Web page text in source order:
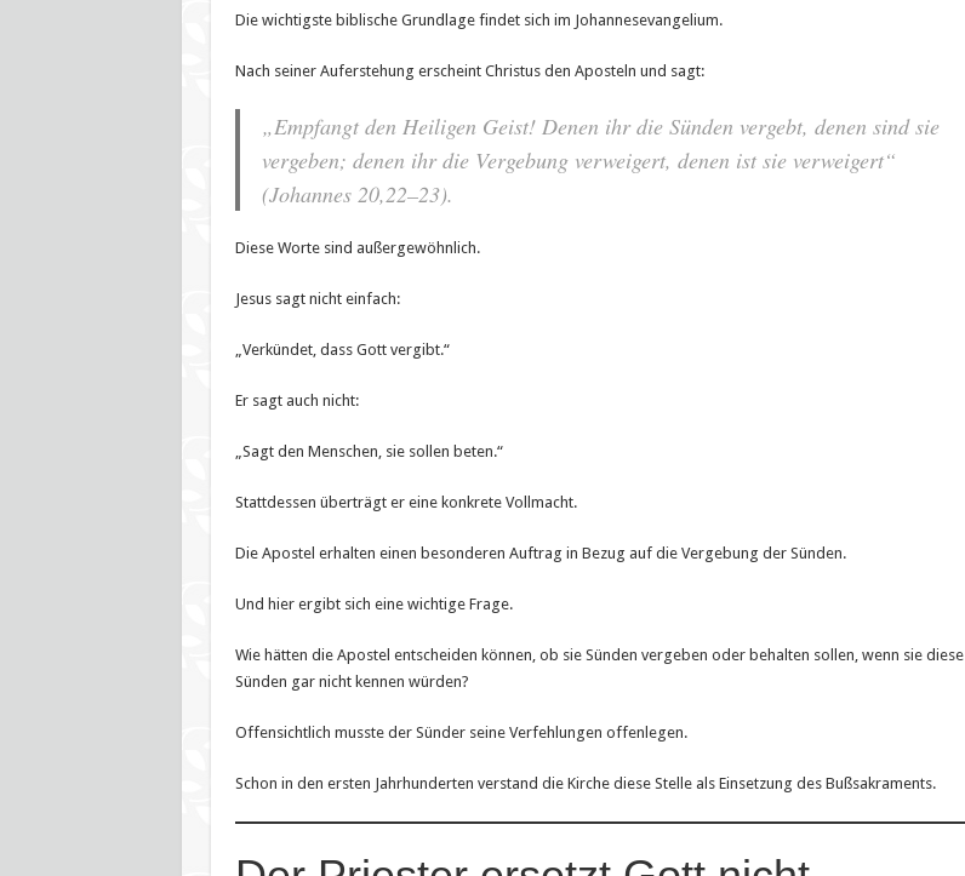
Die wichtigste biblische Grundlage findet sich im Johannesevangelium.
Nach seiner Auferstehung erscheint Christus den Aposteln und sagt:
„Empfangt den Heiligen Geist! Denen ihr die Sünden vergebt, denen sind sie
vergeben; denen ihr die Vergebung verweigert, denen ist sie verweigert“
(Johannes 20,22–23).
Diese Worte sind außergewöhnlich.
Jesus sagt nicht einfach:
„Verkündet, dass Gott vergibt.“
Er sagt auch nicht:
„Sagt den Menschen, sie sollen beten.“
Stattdessen überträgt er eine konkrete Vollmacht.
Die Apostel erhalten einen besonderen Auftrag in Bezug auf die Vergebung der Sünden.
Und hier ergibt sich eine wichtige Frage.
Wie hätten die Apostel entscheiden können, ob sie Sünden vergeben oder behalten sollen, wenn sie diese
Sünden gar nicht kennen würden?
Offensichtlich musste der Sünder seine Verfehlungen offenlegen.
Schon in den ersten Jahrhunderten verstand die Kirche diese Stelle als Einsetzung des Bußsakraments.